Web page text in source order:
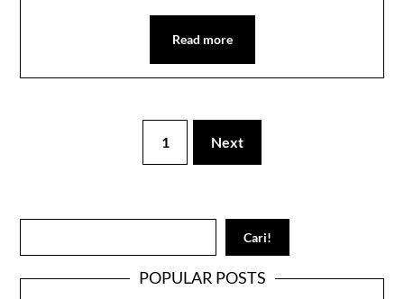
Read more
1 Next
Cari!
POPULAR POSTS